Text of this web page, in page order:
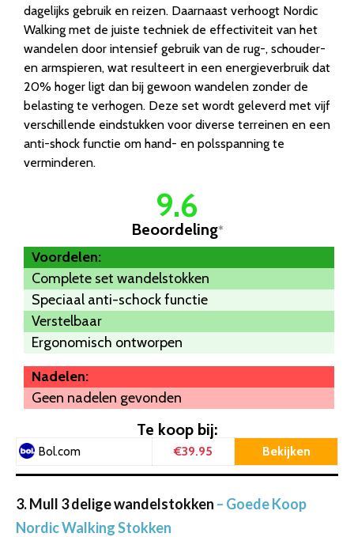
dagelijks gebruik en reizen. Daarnaast verhoogt Nordic
Walking met de juiste techniek de effectiviteit van het
wandelen door intensief gebruik van de rug-, schouder-
en armspieren, wat resulteert in een energieverbruik dat
20% hoger ligt dan bij gewoon wandelen zonder de
belasting te verhogen. Deze set wordt geleverd met vijf
verschillende eindstukken voor diverse terreinen en een
anti-shock functie om hand- en polsspanning te
verminderen.
9.6
Beoordeling*
Voordelen:
Complete set wandelstokken
Speciaal anti-schock functie
Verstelbaar
Ergonomisch ontworpen
Nadelen:
Geen nadelen gevonden
Te koop bij:
Bol.com €39.95 Bekijken
3. Mull 3 delige wandelstokken – Goede Koop
Nordic Walking Stokken